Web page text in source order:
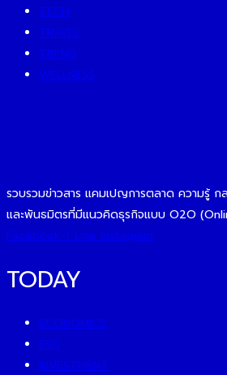
TECH
TRAVEL
TREND
WELLNESS
รวบรวมข่าวสาร แคมเปญการตลาด ความรู้
และพันธมิตรที่มีแนวคิดธุรกิจแบบ O2O
Facebook-f Line Instagram
TODAY
ECONOMICS
ESG
INVESTMENT